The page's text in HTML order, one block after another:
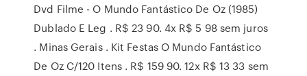
Dvd Filme - O Mundo Fantástico De Oz (1985)
Dublado E Leg . R$ 23 90. 4x R$ 5 98 sem juros
. Minas Gerais . Kit Festas O Mundo Fantástico
De Oz C/120 Itens . R$ 159 90. 12x R$ 13 33 sem